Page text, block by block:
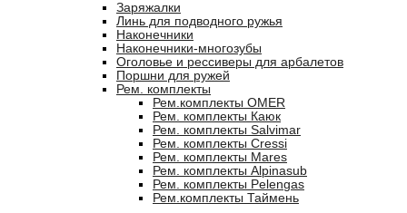
Заряжалки
Линь для подводного ружья
Наконечники
Наконечники-многозубы
Оголовье и рессиверы для арбалетов
Поршни для ружей
Рем. комплекты
Рем.комплекты OMER
Рем. комплекты Каюк
Рем. комплекты Salvimar
Рем. комплекты Cressi
Рем. комплекты Mares
Рем. комплекты Alpinasub
Рем. комплекты Pelengas
Рем.комплекты Таймень